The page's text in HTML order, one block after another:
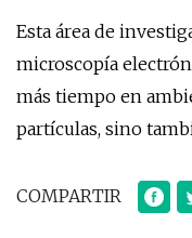
Esta área de
microscopía
más tiempo en
partículas, sino
COMPARTIR